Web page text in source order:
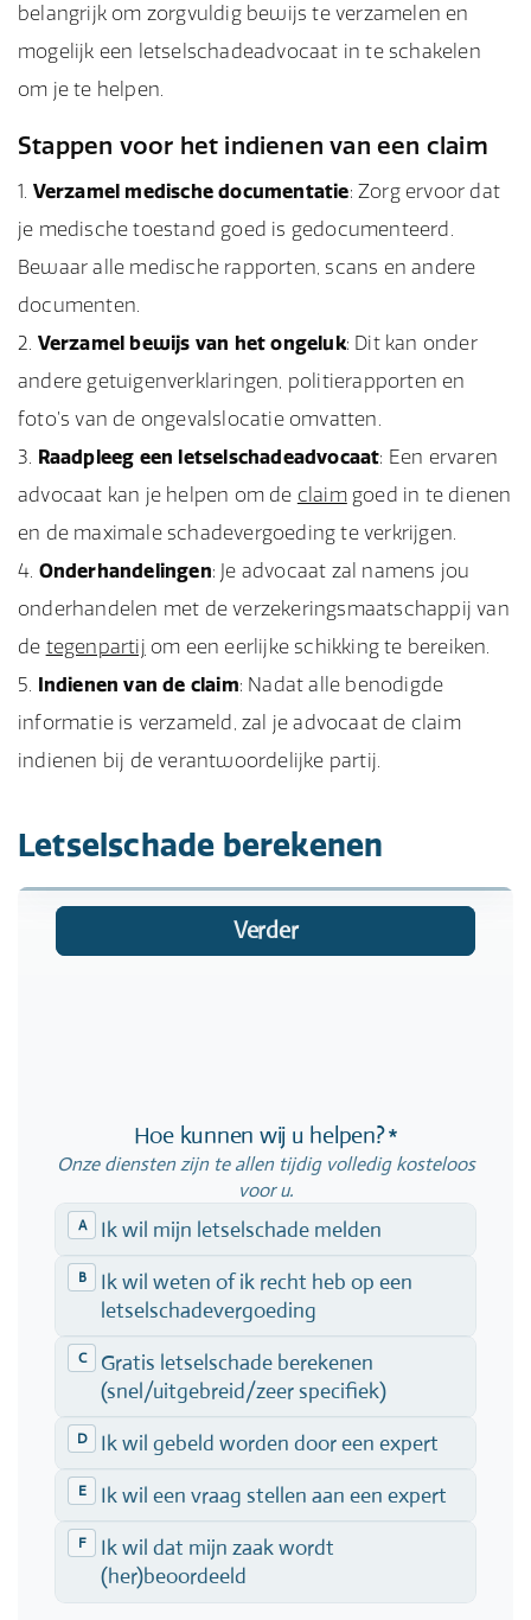
belangrijk om zorgvuldig bewijs te verzamelen en
mogelijk een letselschadeadvocaat in te schakelen
om je te helpen.
Stappen voor het indienen van een claim
Verzamel medische documentatie: Zorg ervoor dat
je medische toestand goed is gedocumenteerd.
Bewaar alle medische rapporten, scans en andere
documenten.
Verzamel bewijs van het ongeluk: Dit kan onder
andere getuigenverklaringen, politierapporten en
foto’s van de ongevalslocatie omvatten.
Raadpleeg een letselschadeadvocaat: Een ervaren
advocaat kan je helpen om de claimgoed in te dienen
en de maximale schadevergoeding te verkrijgen.
Onderhandelingen: Je advocaat zal namens jou
onderhandelen met de verzekeringsmaatschappij van
de tegenpartij om een eerlijke schikking te bereiken.
Indienen van de claim: Nadat alle benodigde
informatie is verzameld, zal je advocaat de claim
indienen bij de verantwoordelijke partij.
Letselschade berekenen